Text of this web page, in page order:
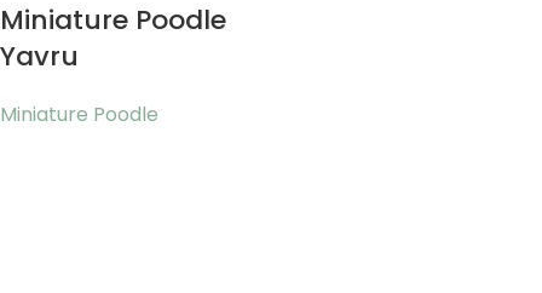
Miniature Poodle
Yavru
Miniature Poodle